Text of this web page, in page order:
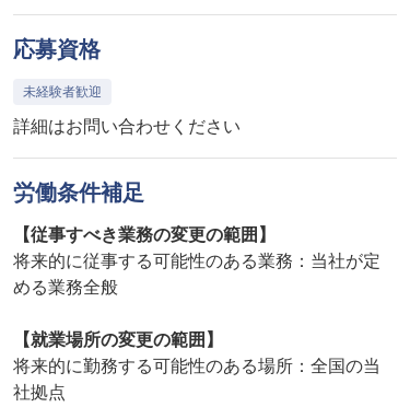
応募資格
未経験者歓迎
詳細はお問い合わせください
労働条件補足
【従事すべき業務の変更の範囲】
将来的に従事する可能性のある業務：当社が定
める業務全般
【就業場所の変更の範囲】
将来的に勤務する可能性のある場所：全国の当
社拠点